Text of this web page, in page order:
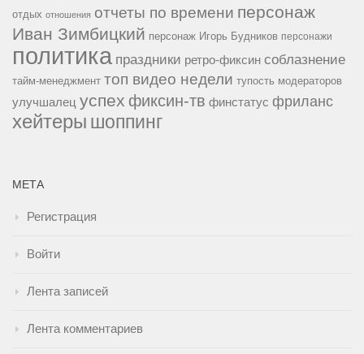
отдых отношения отчеты по времени персонаж
Иван Зимбицкий персонаж Игорь Будников персонажи
политика праздники ретро-фиксин соблазнение
тайм-менеджмент топ видео недели тупость модераторов
улучшалец успех фиксин-тв финстатус фриланс
хейтеры шоппинг
МЕТА
Регистрация
Войти
Лента записей
Лента комментариев